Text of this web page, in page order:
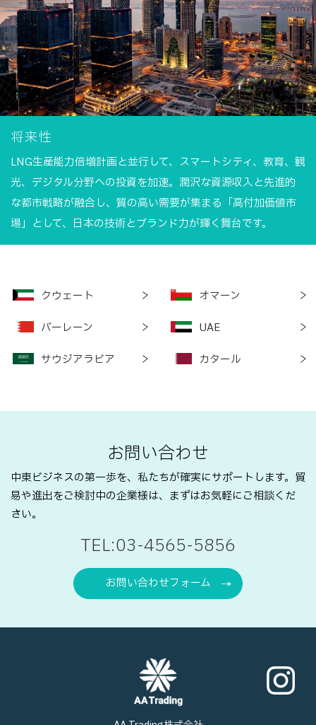
将来性
LNG生産能力倍増計画と並行して、スマートシティ、教育、観
光、デジタル分野への投資を加速。潤沢な資源収入と先進的
な都市戦略が融合し、質の高い需要が集まる「高付加価値市
場」として、日本の技術とブランド力が輝く舞台です。
クウェート
オマーン
バーレーン
UAE
サウジアラビア
カタール
お問い合わせ
中東ビジネスの第一歩を、私たちが確実にサポートします。 貿
易や進出をご検討中の企業様は、まずはお気軽にご相談くだ
さい。
TEL:03-4565-5856
お問い合わせフォーム